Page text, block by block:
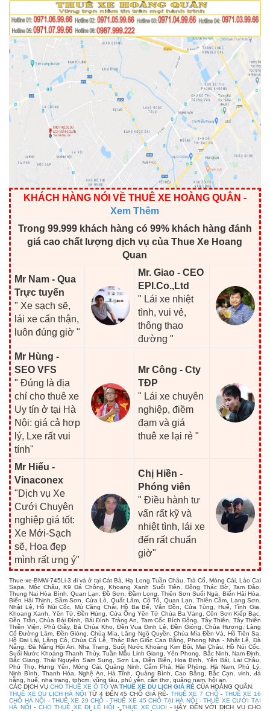
KHÁCH HÀNG NÓI VỀ THUÊ XE HOÀNG QUÂN -
Xem Thêm
Trong 99.999 khách hàng có 99% khách hàng đánh
giá cao chất lượng dịch vụ của Thue Xe Hoang
Quan
Mr Nam - Qua
Trực tuyến
" Xe sạch sẽ,
lái xe cẩn thận,
luôn đúng giờ "
Mr. Giao - CEO
EPI.Co.,Ltd
" Lái xe nhiệt
tình, vui vẻ,
thông thạo
đường "
Mr Hùng -
SEO VFS
" Đúng là địa
chỉ cho thuê xe
Uy tín ở tại Hà
Nội: giá cả hợp
lý, Lxe rất vui
tính"
Mr Công - Cty
TĐP
" Lái xe chuyên
nghiệp, điềm
đạm và giá
thuê xe lại rẻ "
Mr Hiếu -
Vinaconex
"Dịch vụ Xe
Cưới Chuyên
nghiệp giá tốt:
Xe Mới-Sạch
sẽ, Hoa đẹp
mình rất ưng ý"
Chị Hiền -
Phóng viên
" Điều hành tư
vấn rất kỹ và
nhiệt tình, lái xe
đến rất chuẩn
giờ"
Thue-xe-BMW-745Li-3 đi và ở tại Cát Bà, Hạ Long Tuần Châu, Trà Cổ, Móng Cái, Lào Cai
Sapa, Mộc Châu, K9 Đá Chông, Khoang Xanh Suối Tiên, Động Thác Bờ, Tam Đảo,
Thung Nai Hòa Bình, Quan Lạn, Đồ Sơn, Đầm Long, Thiên Sơn Suối Ngà, Biển Hải Hòa,
Biển Hải Thịnh, Sầm Sơn, Cửa Lò, Quất Lâm, Cô Tô, Quan Lạn, Thiên Cầm, Lạng Sơn,
Nhật Lệ, Hồ Núi Cốc, Mù Căng Chải, Hồ Ba Bể, Vân Đồn, Cửa Tùng, Huế, Tĩnh Gia,
Khoang Xanh, Yên Tử, Đền Hùng, Cửa Ông Yên Tử Chùa Ba Vàng, Côn Sơn Kiếp Bạc,
Đền Trần, Chùa Bái Đính, Bái Đính Tràng An, Tam Cốc Bích Động, Tây Thiên, Tây Thiên
Thiền Viện, Phủ Giầy, Bà Chúa Kho, Đền Vua Đinh Lê, Đền Gióng, Chùa Hương, Làng
Cổ Đường Lâm, Đền Gióng, Chùa Mía, Lăng Ngô Quyền, Chùa Mía Đền Và, Hồ Tiên Sa,
Hồ Đại Lải, Lăng Cô, Chùa Cổ Lễ, Thác Bản Giốc Cao Bằng, Phong Nha - Nhật Lệ, Đà
Nẵng, Đà Nẵng Hội An, Nha Trang, Suối Nước Khoáng Kim Bôi, Mai Châu, Hồ Núi Cốc,
Suối Nước Khoáng Thanh Thủy, Tuần Mẫu Linh Giang, Yên Phong, Bắc Ninh, Nam Định,
Bắc Giang, Thái Nguyên Sam Sung, Sơn La, Điện Biên, Hoa Binh, Yên Bái, Lai Châu,
Phú Thọ, Hưng Yên, Móng Cái, Quảng Ninh, Cẩm Phả, Hải Phòng, Hà Nam, Phủ Lý,
Ninh Bình, Thanh Hóa, Nghệ An, Hà Tĩnh, Quảng Bình, Cao Bằng, Bắc Cạn, vinh, đà
nẵng, huế, nha trang, tphcm, vũng tàu, phú yên, cần thơ, quảng nam, hội an.
CÁC DỊCH VỤ CHO THUÊ XE Ô TÔ VA THUÊ XE DU LỊCH GIÁ RẺ CỦA HOÀNG QUÂN:
THUÊ XE DU LỊCH HÀ NỘI TỪ 4 ĐẾN 45 CHỖ GIÁ RẺ- THUÊ XE 7 CHỖ- THUÊ XE 16
CHỖ HÀ NỘI -THUÊ XE 29 CHỖ -THUÊ XE 45 CHỖ TẠI HÀ NỘI -THUÊ XE CƯỚI TẠI
HÀ NỘI - CHO THUÊ XE ĐI LỄ HỘI -THUE XE CUOI - HÃY ĐẾN VỚI DỊCH VỤ CHO